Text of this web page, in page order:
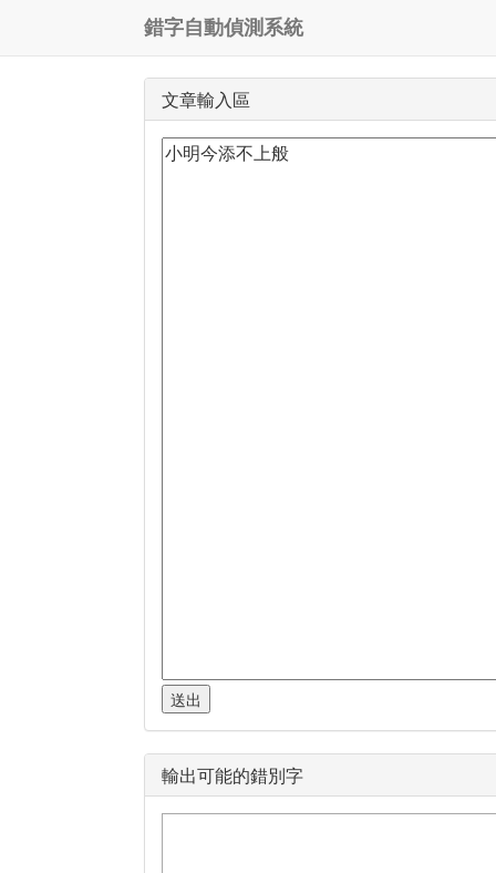
錯字自動偵測系統
文章輸入區
輸出可能的錯別字